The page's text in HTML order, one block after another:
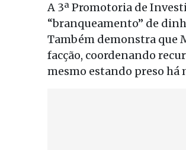
A 3ª Promotoria de
“branqueamento” de
Também demonstra que
facção, coordenando
mesmo estando preso há